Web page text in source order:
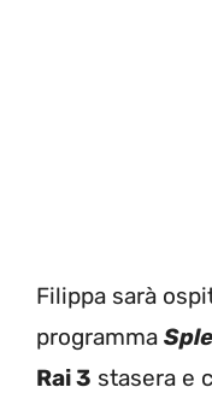
Filippa sarà
programma
Rai 3 stasera e